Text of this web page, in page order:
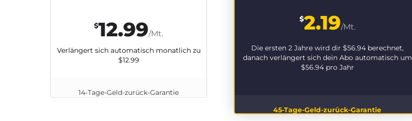
$2.19/Mt.
Die ersten 2 Jahre wird dir $56.94berechnet,
danach verlängert sich dein Abo automatisch um
$56.94pro Jahr
45-Tage-Geld-zurück-Garantie
$12.99/Mt.
Verlängert sich automatisch monatlich zu
$12.99
14-Tage-Geld-zurück-Garantie